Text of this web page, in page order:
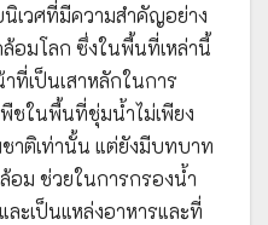
เวศที่มีความสำคัญอย่าง
อมโลก ซึ่งในพื้นที่เหล่านี้
เป็นเสาหลักในการ
ชในพื้นที่ชุ่มน้ำไม่เพียง
าติเท่านั้น แต่ยังมีบทบาท
ม ช่วยในการกรองน้ำ
ะเป็นแหล่งอาหารและที่